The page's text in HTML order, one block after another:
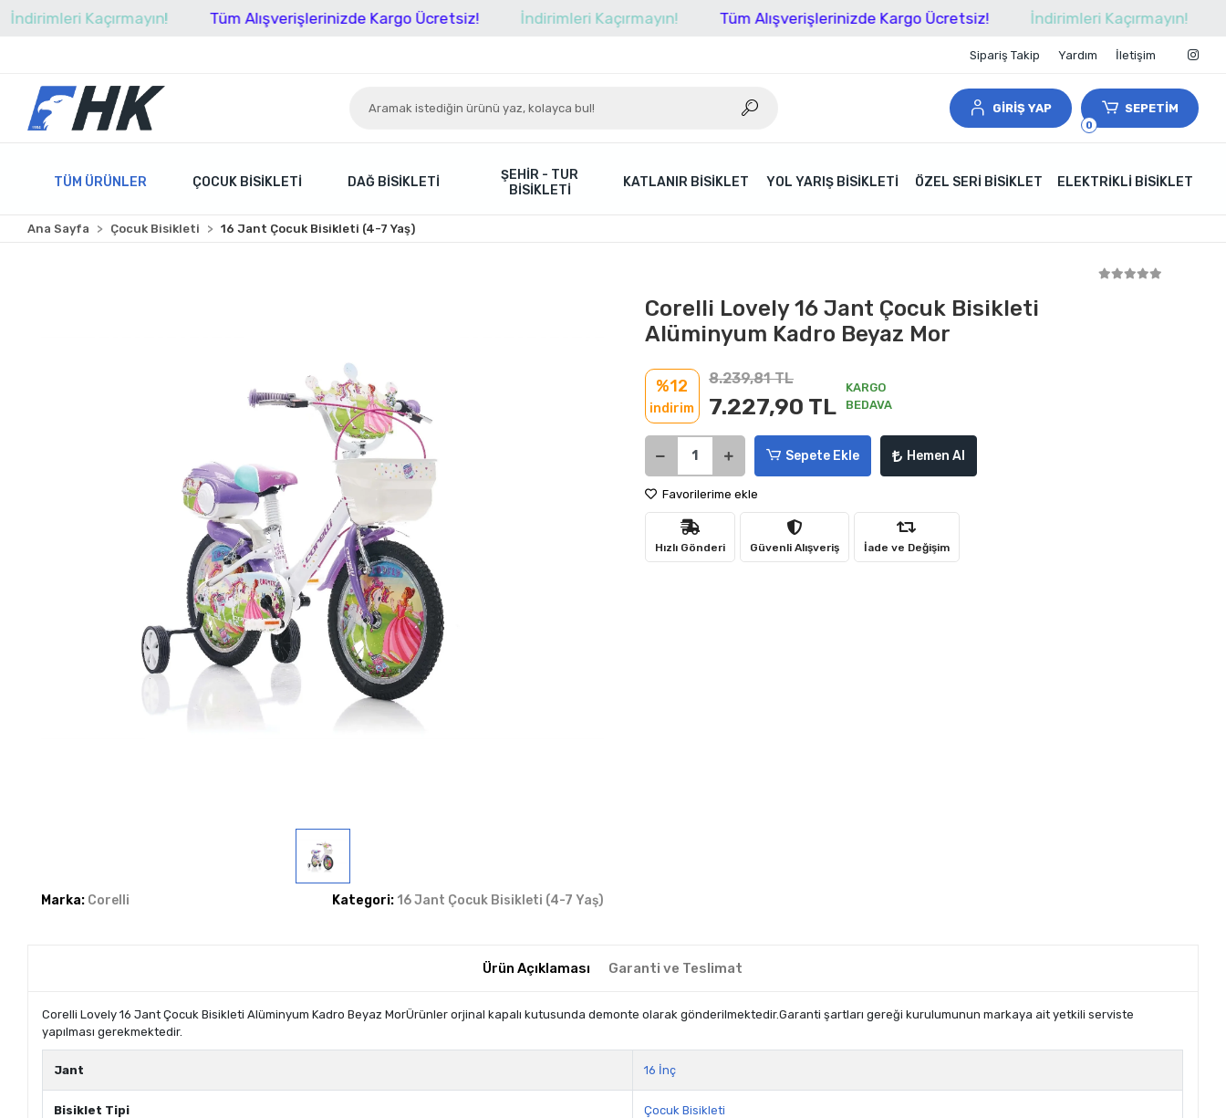
Kaçırmayın! Tüm Alışverişlerinizde Kargo Ücretsiz! İndirimleri Kaçırmayın! Tüm Alışverişlerinizde Kargo Ücretsiz! İndirimleri Kaçırmayın! Tüm
Sipariş Takip Yardım İletişim
GİRİŞ YAP
0
SEPETİM
TÜM ÜRÜNLER ÇOCUK BISIKLETI DAĞ BISIKLETI
ŞEHIR - TUR
BISIKLETI
KATLANIR BISIKLET YOL YARIŞ BISIKLETI ÖZEL SERI BISIKLET ELEKTRIKLI BISIKLET
Ana Sayfa Çocuk Bisikleti 16 Jant Çocuk Bisikleti (4-7 Yaş)
Marka: Corelli Kategori: 16 Jant Çocuk Bisikleti (4-7 Yaş)
Corelli Lovely 16 Jant Çocuk Bisikleti
Alüminyum Kadro Beyaz Mor
%12
indirim
8.239,81 TL
7.227,90 TL
KARGO
BEDAVA
Sepete Ekle Hemen Al
Favorilerime ekle
Hızlı Gönderi Güvenli Alışveriş İade ve Değişim
Ürün Açıklaması Garanti ve Teslimat
Corelli Lovely 16 Jant Çocuk Bisikleti Alüminyum Kadro Beyaz MorÜrünler orjinal kapalı kutusunda demonte olarak gönderilmektedir.Garanti şartları gereği kurulumunun markaya ait yetkili serviste
yapılması gerekmektedir.
Jant 16 İnç
Bisiklet Tipi Çocuk Bisikleti